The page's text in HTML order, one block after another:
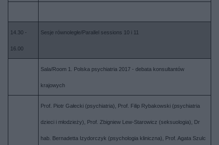
14.30 -
16.00
Sesje równoległe/Parallel sessions 10 i 11
Sala/Room 1. Polska psychiatria 2017 - debata konsultantów
krajowych
Prof. Piotr Gałecki (psychiatria), Prof. Filip Rybakowski (psychiatria
dzieci i młodzieży), Prof. Zbigniew Lew-Starowicz (seksuologia), Dr
hab. Bernadetta Izydorczyk (psychologia kliniczna), Prof. Agata Szulc